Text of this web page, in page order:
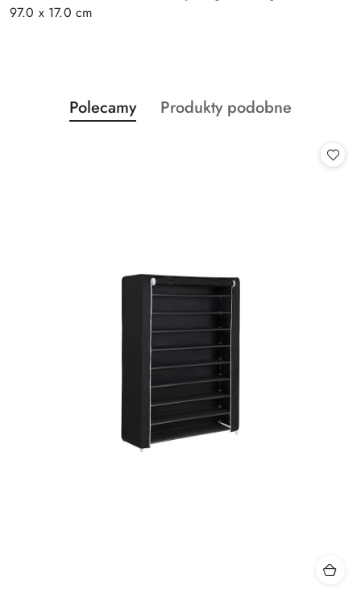
97.0 x 17.0 cm
Pomiń karuzelę produktów
Produkty
o
Polecamy
Produkty
Produkty podobne